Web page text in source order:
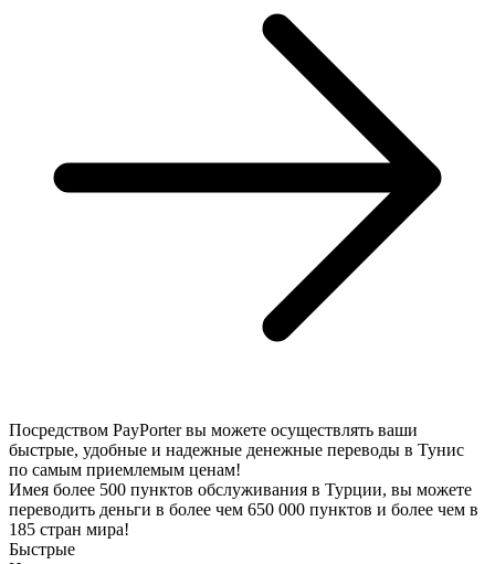
Посредством PayPorter вы можете осуществлять ваши
быстрые, удобные и надежные денежные переводы в Тунис
по самым приемлемым ценам!
Имея более 500 пунктов обслуживания в Турции, вы можете
переводить деньги в более чем 650 000 пунктов и более чем в
185 стран мира!
Быстрые